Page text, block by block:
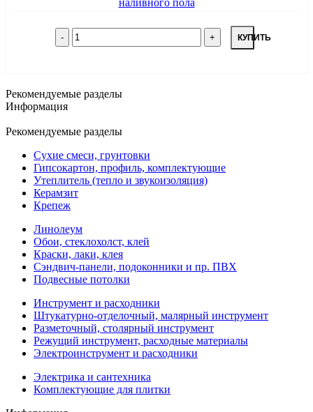
КУПИТЬ
Рекомендуемые разделы
Информация
Рекомендуемые разделы
Сухие смеси, грунтовки
Гипсокартон, профиль, комплектующие
Утеплитель (тепло и звукоизоляция)
Керамзит
Крепеж
Линолеум
Обои, стеклохолст, клей
Краски, лаки, клея
Сэндвич-панели, подоконники и пр. ПВХ
Подвесные потолки
Инструмент и расходники
Штукатурно-отделочный, малярный инструмент
Разметочный, столярный инструмент
Режущий инструмент, расходные материалы
Электроинструмент и расходники
Электрика и сантехника
Комплектующие для плитки